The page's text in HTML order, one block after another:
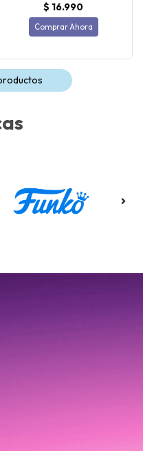
$ 16.990
Comprar Ahora